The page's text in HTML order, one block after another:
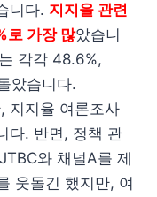
니다. 지지율 관련
로 가장 많았습니
각각 48.6%,
았습니다.
지지율 여론조사
다. 반면, 정책 관
와 채널A를 제
웃돌긴 했지만, 여